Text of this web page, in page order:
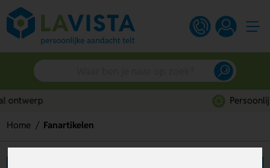
Home Fanartikelen